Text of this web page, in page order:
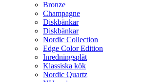
Bronze
Champagne
Diskbänkar
Diskbänkar
Nordic Collection
Edge Color Edition
Inredningsplåt
Klassiska kök
Nordic Quartz